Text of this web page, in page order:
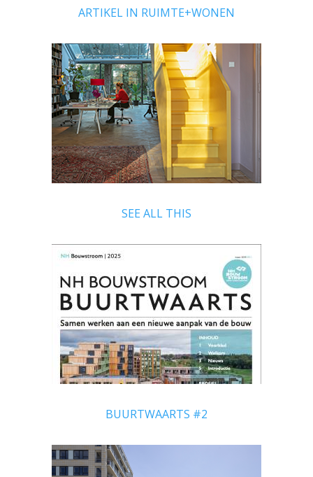
ARTIKEL IN RUIMTE+WONEN
SEE ALL THIS
BUURTWAARTS #2